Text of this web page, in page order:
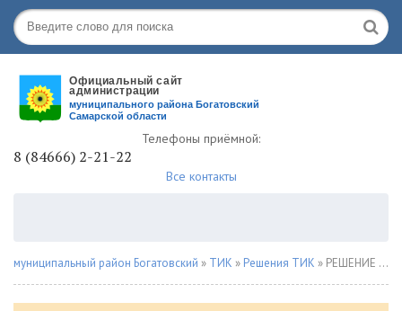
Телефоны приёмной:
8 (84666) 2-21-22
Все контакты
муниципальный район Богатовский » ТИК » Решения ТИК » РЕШЕНИЕ 12 августа 2024 года № 188